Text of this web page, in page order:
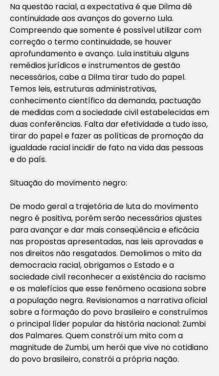
Na questão racial, a expectativa é que Dilma dê
continuidade aos avanços do governo Lula.
Compreendo que somente é possível utilizar com
correção o termo continuidade, se houver
aprofundamento e avanço. Lula instituiu alguns
remédios jurídicos e instrumentos de gestão
necessários, cabe a Dilma tirar tudo do papel.
Temos leis, estruturas administrativas,
conhecimento científico da demanda, pactuação
de medidas com a sociedade civil estabelecidas em
duas conferências. Falta dar efetividade a tudo isso,
tirar do papel e fazer as políticas de promoção da
igualdade racial incidir de fato na vida das pessoas
e do país.
Situação do movimento negro:
De modo geral a trajetória de luta do movimento
negro é positiva, porém serão necessários ajustes
para avançar e dar mais conseqüência e eficácia
nas propostas apresentadas, nas leis aprovadas e
nos direitos não resgatados. Demolimos o mito da
democracia racial, obrigamos o Estado e a
sociedade civil reconhecer a existência do racismo
e os malefícios que esse fenômeno ocasiona sobre
a população negra. Revisionamos a narrativa oficial
sobre a formação do povo brasileiro e construímos
o principal líder popular da história nacional: Zumbi
dos Palmares. Quem constrói um mito com a
magnitude de Zumbi, um herói que vive no cotidiano
do povo brasileiro, constrói a própria nação.